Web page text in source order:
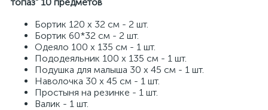
Бортик 120 х 32 см - 2 шт.
Бортик 60*32 см - 2 шт.
Одеяло 100 х 135 см - 1 шт.
Пододеяльник 100 х 135 см - 1 шт.
Подушка для малыша 30 х 45 см - 1 шт.
Наволочка 30 х 45 см - 1 шт.
Простыня на резинке - 1 шт.
Валик - 1 шт.